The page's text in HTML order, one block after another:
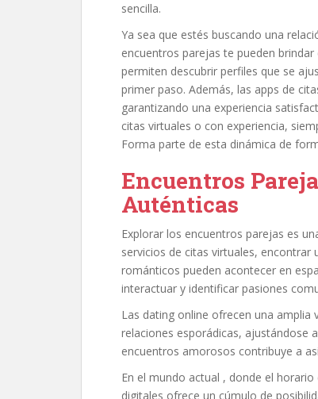
sencilla.
Ya sea que estés buscando una
encuentros parejas te pueden
permiten descubrir perfiles que se
primer paso. Además, las apps de
garantizando una experiencia
citas virtuales o con experiencia,
Forma parte de esta dinámica de
Encuentros
Auténticas
Explorar los encuentros parejas es
servicios de citas virtuales,
románticos pueden acontecer en
interactuar y identificar pasiones
Las dating online ofrecen una amplia
relaciones esporádicas, ajustándose
encuentros amorosos contribuye a
En el mundo actual , donde el
digitales ofrece un cúmulo de